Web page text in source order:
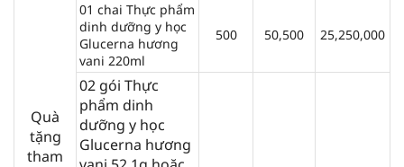
Quà
tặng
tham
01 chai Thực phẩm
dinh dưỡng y học
Glucerna hương
vani 220ml
500 50,500 25,250,000
02 gói Thực
phẩm dinh
dưỡng y học
Glucerna hương